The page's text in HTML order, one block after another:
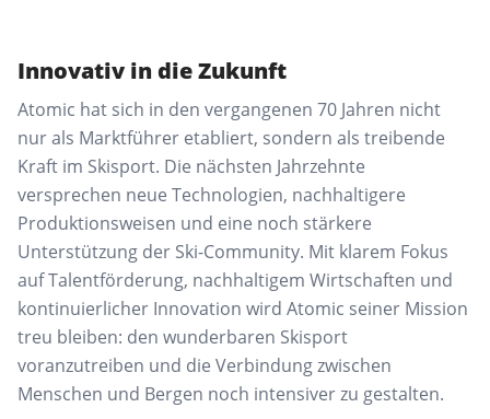
Innovativ in die Zukunft
Atomic hat sich in den vergangenen 70 Jahren nicht
nur als Marktführer etabliert, sondern als treibende
Kraft im Skisport. Die nächsten Jahrzehnte
versprechen neue Technologien, nachhaltigere
Produktionsweisen und eine noch stärkere
Unterstützung der Ski-Community. Mit klarem Fokus
auf Talentförderung, nachhaltigem Wirtschaften und
kontinuierlicher Innovation wird Atomic seiner Mission
treu bleiben: den wunderbaren Skisport
voranzutreiben und die Verbindung zwischen
Menschen und Bergen noch intensiver zu gestalten.